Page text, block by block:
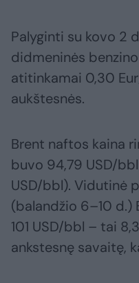
Palyginti su kovo 2
didmeninės
atitinkamai 0,30
aukštesnės.
Brent naftos kaina
buvo 94,79 USD/
USD/bbl). Vidutinė
(balandžio 6–10 d.)
101 USD/bbl – tai
ankstesnę savaitę,